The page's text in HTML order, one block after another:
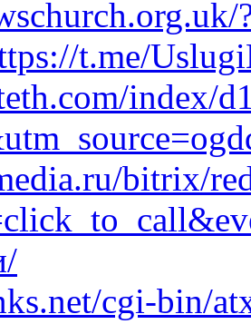
t.me/
index/
bitrix/
cgi-bin/